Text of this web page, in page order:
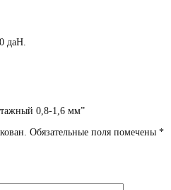
даН.
0,8-1,6 мм”
Обязательные поля помечены *